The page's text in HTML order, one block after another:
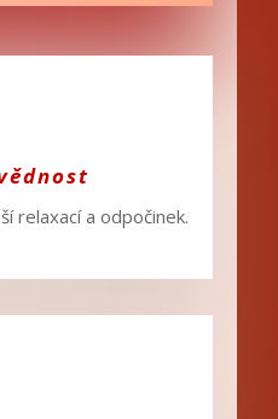
relaxací a odpočinek.